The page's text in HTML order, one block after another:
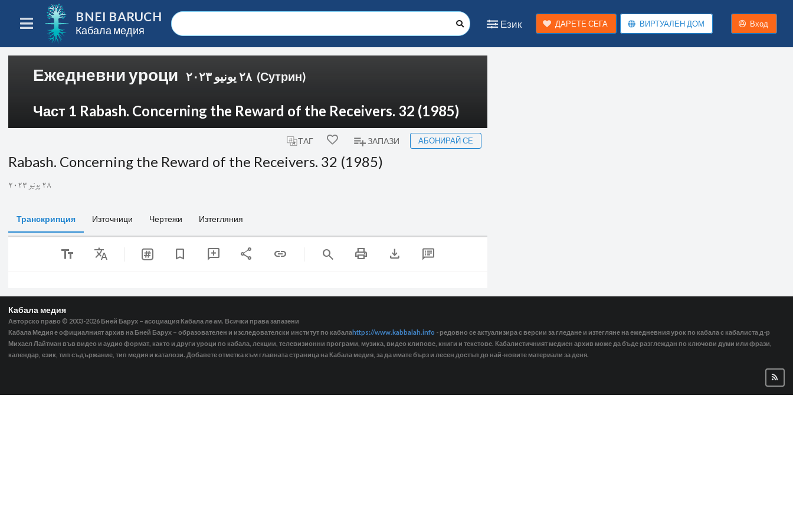
BNEI BARUCH
Кабала медия
Език ДАРЕТЕ СЕГА ВИРТУАЛЕН ДОМ Вход
Ежедневни уроци ٢٨ يونيو ٢٠٢٣ (Сутрин)
Част 1 Rabash. Concerning the Reward of the Receivers. 32 (1985)
ТАГ ЗАПАЗИ АБОНИРАЙ СЕ
Rabash. Concerning the Reward of the Receivers. 32 (1985)
٢٨ يونيو ٢٠٢٣
Транскрипция Източници Чертежи Изтегляния
text_fields Translate bookmark add_comment share link search print download
Кабала медия
Авторско право © 2003-2026 Бней Барух – асоциация Кабала ле ам. Всички права запазени
Кабала Медия е официалният архив на Бней Барух – образователен и изследователски институт по кабалаhttps://www.kabbalah.info - редовно се актуализира с версии за гледане и изтегляне на ежедневния урок по кабала с кабалиста д-р
Михаел Лайтман във видео и аудио формат, както и други уроци по кабала, лекции, телевизионни програми, музика, видео клипове, книги и текстове. Кабалистичният медиен архив може да бъде разглеждан по ключови думи или фрази,
календар, език, тип съдържание, тип медия и каталози. Добавете отметка към главната страница на Кабала медия, за да имате бърз и лесен достъп до най-новите материали за деня.